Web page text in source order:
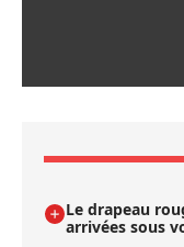
Le drapeau
arrivées sous